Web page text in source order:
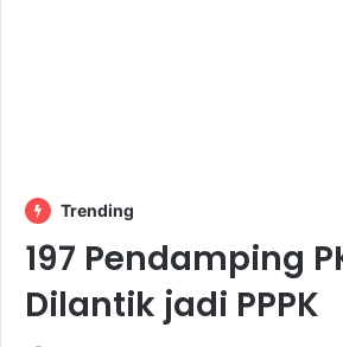
Trending
197 Pendamping
Dilantik jadi PPPK